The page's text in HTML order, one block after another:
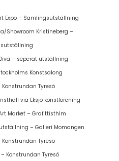
Expo – Samlingsutställning
Showroom Kristineberg –
– seperat utställning
Konstsalong
Konstrundan Tyresö
via Eksjö konstförening
Market – Grafittisthlm
– Galleri Momangen
Konstrundan Tyresö
Konstrundan Tyresö